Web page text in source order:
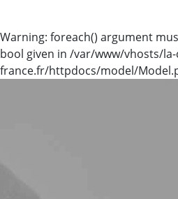
Warning: foreach() argument
bool given in /var/www/vhosts/
france.fr/httpdocs/model/